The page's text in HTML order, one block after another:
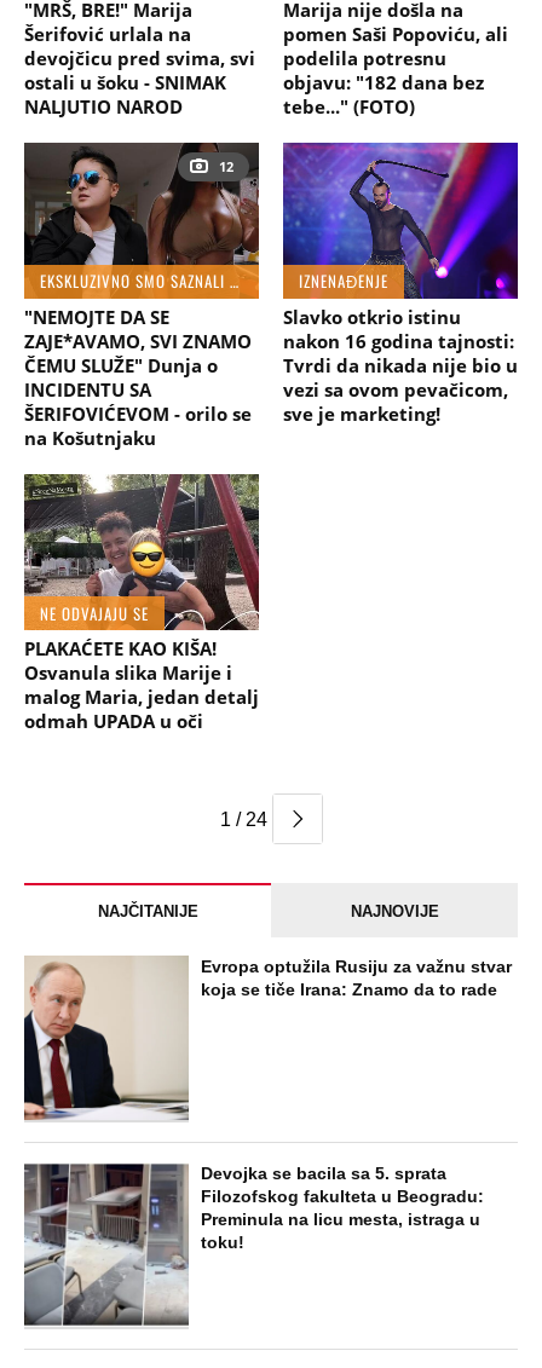
"MRŠ, BRE!" Marija
Šerifović urlala na
devojčicu pred svima, svi
ostali u šoku - SNIMAK
NALJUTIO NAROD
Marija nije došla na
pomen Saši Popoviću, ali
podelila potresnu
objavu: "182 dana bez
tebe..." (FOTO)
12
EKSKLUZIVNO SMO SAZNALI DETALJE PROŠLOSTI
"NEMOJTE DA SE
ZAJE*AVAMO, SVI ZNAMO
ČEMU SLUŽE" Dunja o
INCIDENTU SA
ŠERIFOVIĆEVOM - orilo se
na Košutnjaku
IZNENAĐENJE
Slavko otkrio istinu
nakon 16 godina tajnosti:
Tvrdi da nikada nije bio u
vezi sa ovom pevačicom,
sve je marketing!
NE ODVAJAJU SE
PLAKAĆETE KAO KIŠA!
Osvanula slika Marije i
malog Maria, jedan detalj
odmah UPADA u oči
1 / 24
NAJČITANIJE NAJNOVIJE
Evropa optužila Rusiju za važnu stvar
koja se tiče Irana: Znamo da to rade
Devojka se bacila sa 5. sprata
Filozofskog fakulteta u Beogradu:
Preminula na licu mesta, istraga u
toku!